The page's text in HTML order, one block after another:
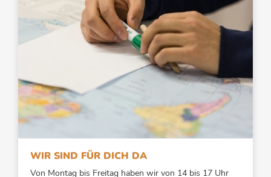
WIR SIND FÜR DICH DA
Von Montag bis Freitag haben wir von 14 bis 17 Uhr